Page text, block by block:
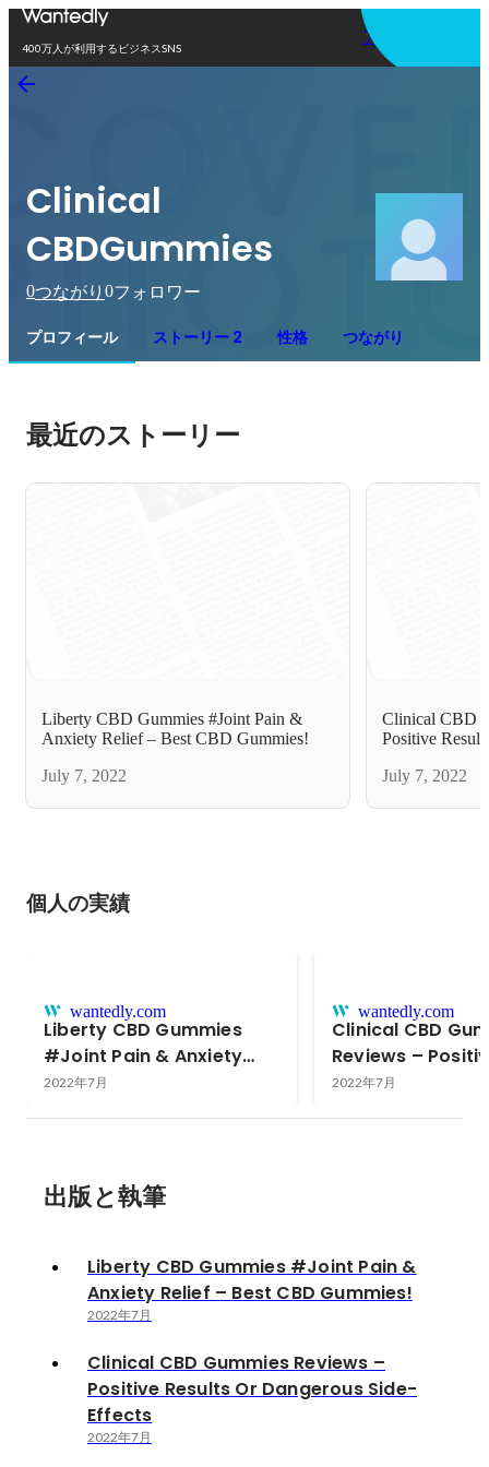
400万人が利用するビジネスSNS
アプリを使う
Clinical
CBDGummies
0つながり 0フォロワー
プロフィール ストーリー 2 性格 つながり
最近のストーリー
Liberty CBD Gummies #Joint Pain &
Anxiety Relief – Best CBD Gummies!
July 7, 2022
Clinical CBD
Positive
July 7, 2022
個人の実績
wantedly.com
Liberty CBD Gummies
#Joint Pain & Anxiety
Relief – Best CBD
2022年7月
wantedly.com
Clinical CBD
Reviews –
Results Or
2022年7月
出版と執筆
Liberty CBD Gummies #Joint Pain &
Anxiety Relief – Best CBD Gummies!
2022年7月
Clinical CBD Gummies Reviews –
Positive Results Or Dangerous Side-
Effects
2022年7月